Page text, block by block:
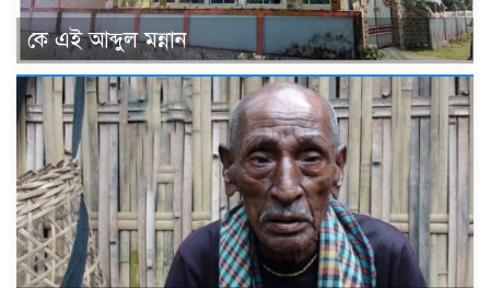
কে এই আব্দুল মন্নান